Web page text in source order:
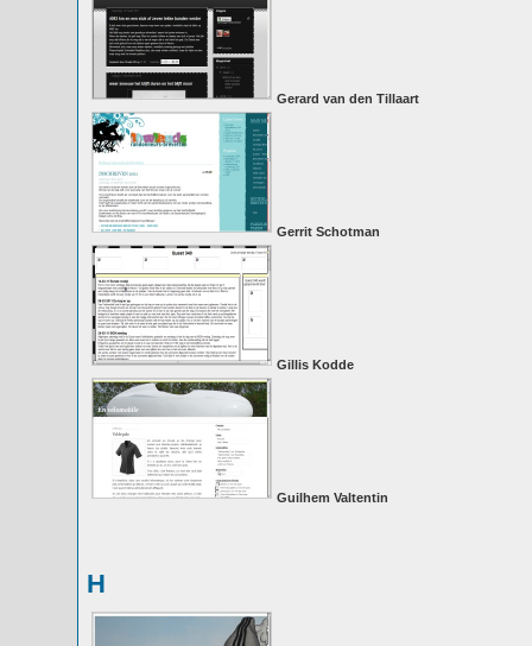
Gerard van den Tillaart
Gerrit Schotman
Gillis Kodde
Guilhem Valtentin
H